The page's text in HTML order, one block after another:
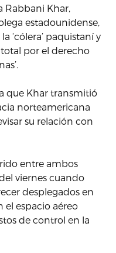
Rabbani Khar,
estadounidense,
‘cólera’ paquistaní y
por el derecho
que Khar transmitió
norteamericana
su relación con
entre ambos
viernes cuando
desplegados en
espacio aéreo
de control en la